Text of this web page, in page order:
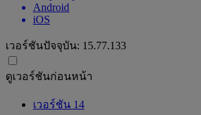
Android
iOS
เวอร์ชันปัจจุบัน: 15.77.133
ดูเวอร์ชันก่อนหน้า
เวอร์ชัน 14